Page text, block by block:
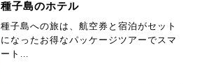
種子島のホテル
種子島への旅は、航空券と宿泊がセット
になったお得なパッケージツアーでスマ
ート...